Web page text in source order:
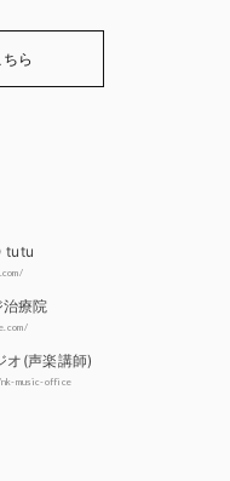
ら
tutu
療院
オ(声楽講師)
music-office